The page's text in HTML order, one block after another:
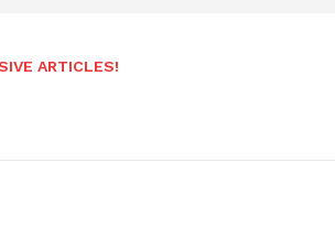
ARTICLES!